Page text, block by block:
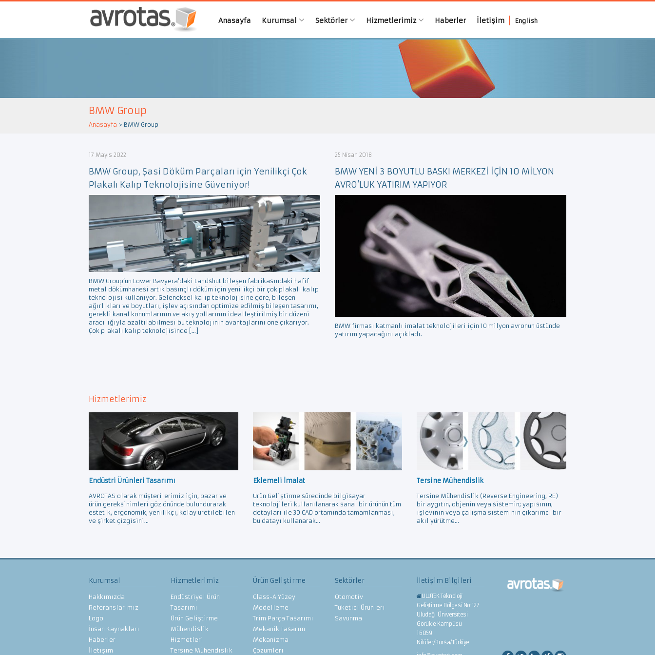
Anasayfa Kurumsal Sektörler Hizmetlerimiz Haberler İletişim English
BMW Group
Anasayfa > BMW Group
17 Mayıs 2022
BMW Group, Şasi Döküm Parçaları için Yenilikçi Çok
Plakalı Kalıp Teknolojisine Güveniyor!
BMW Group’un Lower Bavyera’daki Landshut bileşen fabrikasındaki hafif
metal dökümhanesi artık basınçlı döküm için yenilikçi bir çok plakalı kalıp
teknolojisi kullanıyor. Geleneksel kalıp teknolojisine göre, bileşen
ağırlıkları ve boyutları, işlev açısından optimize edilmiş bileşen tasarımı,
gerekli kanal konumlarının ve akış yollarının idealleştirilmiş bir düzeni
aracılığıyla azaltılabilmesi bu teknolojinin avantajlarını öne çıkarıyor.
Çok plakalı kalıp teknolojisinde […]
25 Nisan 2018
BMW YENİ 3 BOYUTLU BASKI MERKEZİ İÇİN 10 MİLYON
AVRO’LUK YATIRIM YAPIYOR
BMW firması katmanlı imalat teknolojileri için 10 milyon avronun üstünde
yatırım yapacağını açıkladı.
Hizmetlerimiz
Endüstri Ürünleri Tasarımı
AVROTAS olarak müşterilerimiz için, pazar ve
ürün gereksinimleri göz önünde bulundurarak
estetik, ergonomik, yenilikçi, kolay üretilebilen
ve şirket çizgisini...
Eklemeli İmalat
Ürün Geliştirme sürecinde bilgisayar
teknolojileri kullanılanarak sanal bir ürünün tüm
detayları ile 3D CAD ortamında tamamlanması,
bu datayı kullanarak...
Tersine Mühendislik
Tersine Mühendislik (Reverse Engineering, RE)
bir aygıtın, objenin veya sistemin; yapısının,
işlevinin veya çalışma sisteminin çıkarımcı bir
akıl yürütme...
Kurumsal
Hakkımızda
Referanslarımız
Logo
İnsan Kaynakları
Haberler
İletişim
Hizmetlerimiz
Endüstriyel Ürün
Tasarımı
Ürün Geliştirme
Mühendislik
Hizmetleri
Tersine Mühendislik
Ürün Geliştirme
Class-A Yüzey
Modelleme
Trim Parça Tasarımı
Mekanik Tasarım
Mekanizma
Çözümleri
Sektörler
Otomotiv
Tüketici Ürünleri
Savunma
İletişim Bilgileri
ULUTEK Teknoloji
Geliştirme Bölgesi No:127
Uludağ Üniversitesi
Görükle Kampüsü
16059
Nilüfer/Bursa/Türkiye